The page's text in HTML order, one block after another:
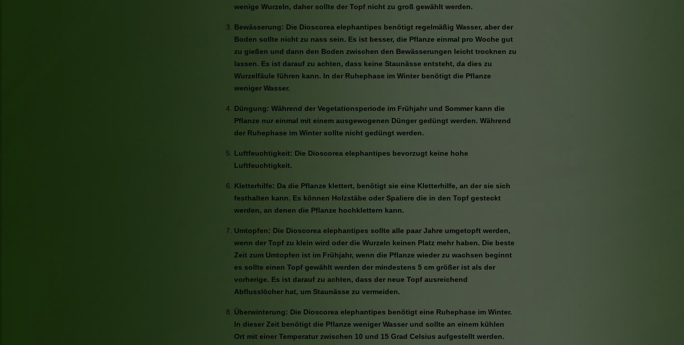
wenige Wurzeln, daher sollte der Topf nicht zu groß gewählt werden.
Bewässerung: Die Dioscorea elephantipes benötigt regelmäßig Wasser, aber der
Boden sollte nicht zu nass sein. Es ist besser, die Pflanze einmal pro Woche gut
zu gießen und dann den Boden zwischen den Bewässerungen leicht trocknen zu
lassen. Es ist darauf zu achten, dass keine Staunässe entsteht, da dies zu
Wurzelfäule führen kann. In der Ruhephase im Winter benötigt die Pflanze
weniger Wasser.
Düngung: Während der Vegetationsperiode im Frühjahr und Sommer kann die
Pflanze nur einmal mit einem ausgewogenen Dünger gedüngt werden. Während
der Ruhephase im Winter sollte nicht gedüngt werden.
Luftfeuchtigkeit: Die Dioscorea elephantipes bevorzugt keine hohe
Luftfeuchtigkeit.
Kletterhilfe: Da die Pflanze klettert, benötigt sie eine Kletterhilfe, an der sie sich
festhalten kann. Es können Holzstäbe oder Spaliere die in den Topf gesteckt
werden, an denen die Pflanze hochklettern kann.
Umtopfen: Die Dioscorea elephantipes sollte alle paar Jahre umgetopft werden,
wenn der Topf zu klein wird oder die Wurzeln keinen Platz mehr haben. Die beste
Zeit zum Umtopfen ist im Frühjahr, wenn die Pflanze wieder zu wachsen beginnt
es sollte einen Topf gewählt werden der mindestens 5 cm größer ist als der
vorherige. Es ist darauf zu achten, dass der neue Topf ausreichend
Abflusslöcher hat, um Staunässe zu vermeiden.
Überwinterung: Die Dioscorea elephantipes benötigt eine Ruhephase im Winter.
In dieser Zeit benötigt die Pflanze weniger Wasser und sollte an einem kühlen
Ort mit einer Temperatur zwischen 10 und 15 Grad Celsius aufgestellt werden.